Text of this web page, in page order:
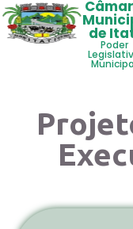
de
Poder